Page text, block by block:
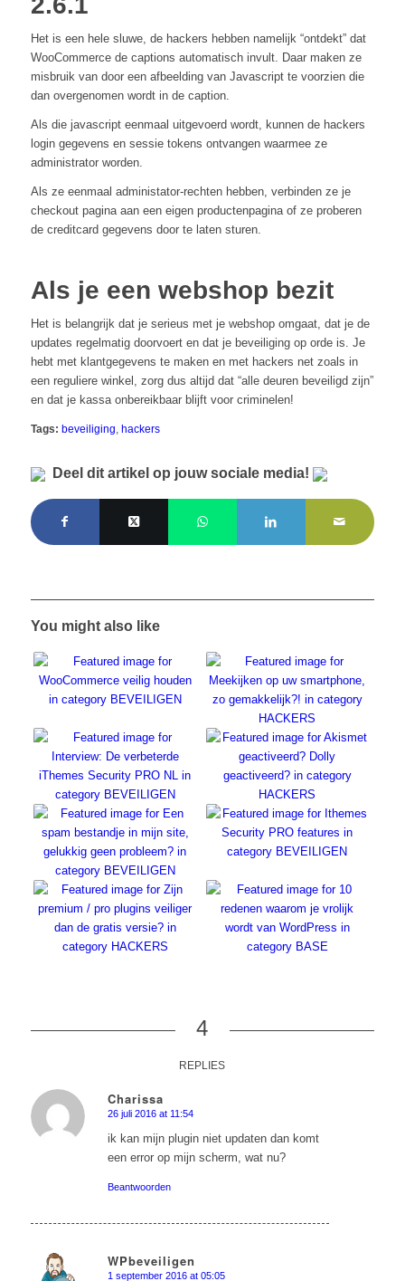
Het is een hele sluwe, de hackers hebben namelijk “ontdekt” dat
WooCommerce de captions automatisch invult. Daar maken ze
misbruik van door een afbeelding van Javascript te voorzien die
dan overgenomen wordt in de caption.
Als die javascript eenmaal uitgevoerd wordt, kunnen de hackers
login gegevens en sessie tokens ontvangen waarmee ze
administrator worden.
Als ze eenmaal administator-rechten hebben, verbinden ze je
checkout pagina aan een eigen productenpagina of ze proberen
de creditcard gegevens door te laten sturen.
Als je een webshop bezit
Het is belangrijk dat je serieus met je webshop omgaat, dat je de
updates regelmatig doorvoert en dat je beveiliging op orde is. Je
hebt met klantgegevens te maken en met hackers net zoals in
een reguliere winkel, zorg dus altijd dat “alle deuren beveiligd zijn”
en dat je kassa onbereikbaar blijft voor criminelen!
Tags: beveiliging hackers
Deel dit artikel op jouw sociale media!
You might also like
4
REPLIES
Charissa
says:
26 juli 2016 at 11:54
ik kan mijn plugin niet updaten dan komt
een error op mijn scherm, wat nu?
Beantwoorden
WPbeveiligen
1 september 2016 at 05:05